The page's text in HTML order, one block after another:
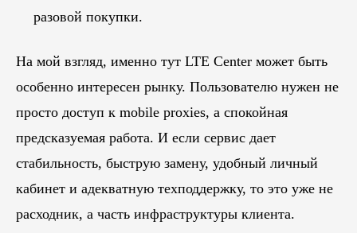
разовой покупки.
На мой взгляд, именно тут LTE Center может быть
особенно интересен рынку. Пользователю нужен не
просто доступ к mobile proxies, а спокойная
предсказуемая работа. И если сервис дает
стабильность, быструю замену, удобный личный
кабинет и адекватную техподдержку, то это уже не
расходник, а часть инфраструктуры клиента.